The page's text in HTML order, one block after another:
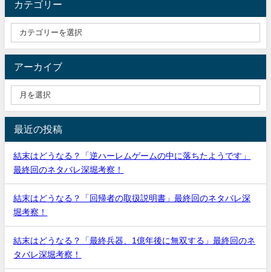
カテゴリー
アーカイブ
最近の投稿
結末はどうなる？「逆ハーレムゲームの中に落ちたようです」
最終回のネタバレ深堀考察！
結末はどうなる？「回帰者の取扱説明書」最終回のネタバレ深
堀考察！
結末はどうなる？「最終兵器、1億年後に無双する」最終回のネ
タバレ深堀考察！